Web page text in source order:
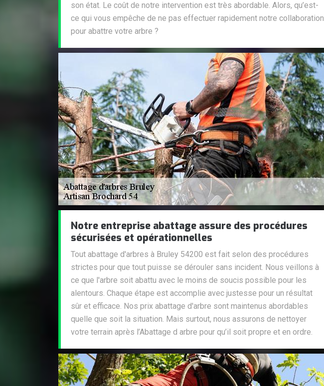
son état. Le coût de notre intervention est très abordable. Alors, qu’est-
ce qui vous empêche de ne pas effectuer rapidement notre collaboration
pour abattre votre arbre ?
Notre entreprise abattage assure des procédures
sécurisées et opérationnelles
Tout abattage d'arbres à Bruley 54200 est fait selon des procédures
strictes pour que tout puisse se dérouler sans incident. Nous veillons à
ce que l'arbre soit abattu avec le moins de soucis possible pour les
alentours. Chaque étape est accomplie avec justesse pour un résultat
sûr et efficace. Nos prix abattage d'arbre sont maintenus abordables
quelle que soit la situation. Mais surtout, nous assurons de nettoyer
votre terrain après l’Abattage d arbre pour qu’il soit propre et en ordre.